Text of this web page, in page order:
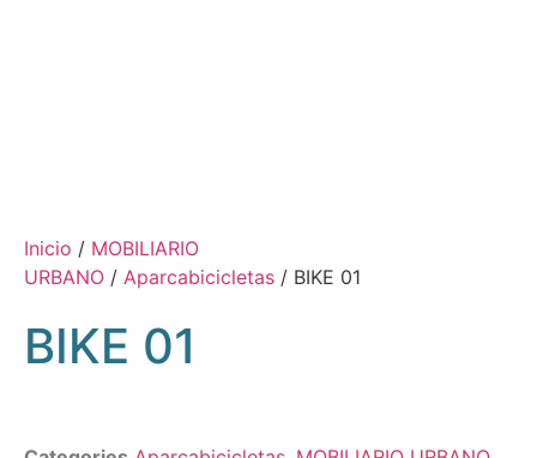
Inicio / MOBILIARIO
URBANO / Aparcabicicletas / BIKE 01
BIKE 01